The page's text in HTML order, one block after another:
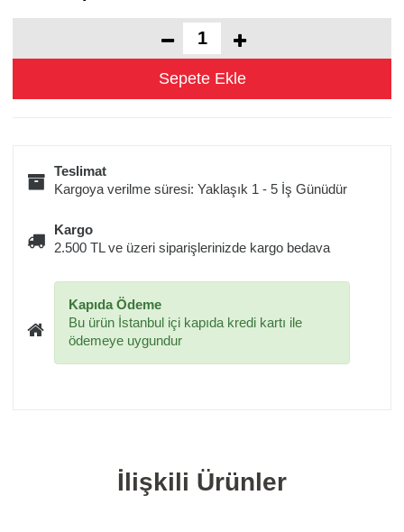
Teslimat
Kargoya verilme süresi: Yaklaşık 1 - 5 İş Günüdür
Kargo
2.500 TL ve üzeri siparişlerinizde kargo bedava
Kapıda Ödeme
Bu ürün İstanbul içi kapıda kredi kartı ile
ödemeye uygundur
İlişkili Ürünler